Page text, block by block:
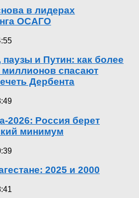
в лидерах
ОСАГО
и Путин: как более
миллионов спасают
Дербента
2026: Россия берет
минимум
2025 и 2000